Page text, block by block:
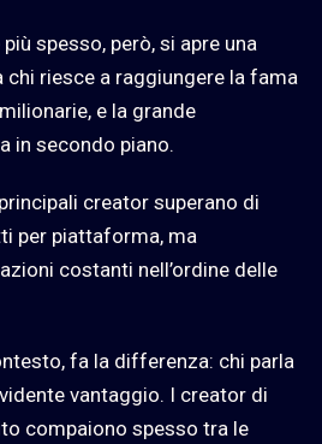
spesso, però, si apre una
riesce a raggiungere la fama
e la grande
in secondo piano.
creator superano di
per piattaforma, ma
costanti nell’ordine delle
fa la differenza: chi parla
vantaggio. I creator di
compaiono spesso tra le